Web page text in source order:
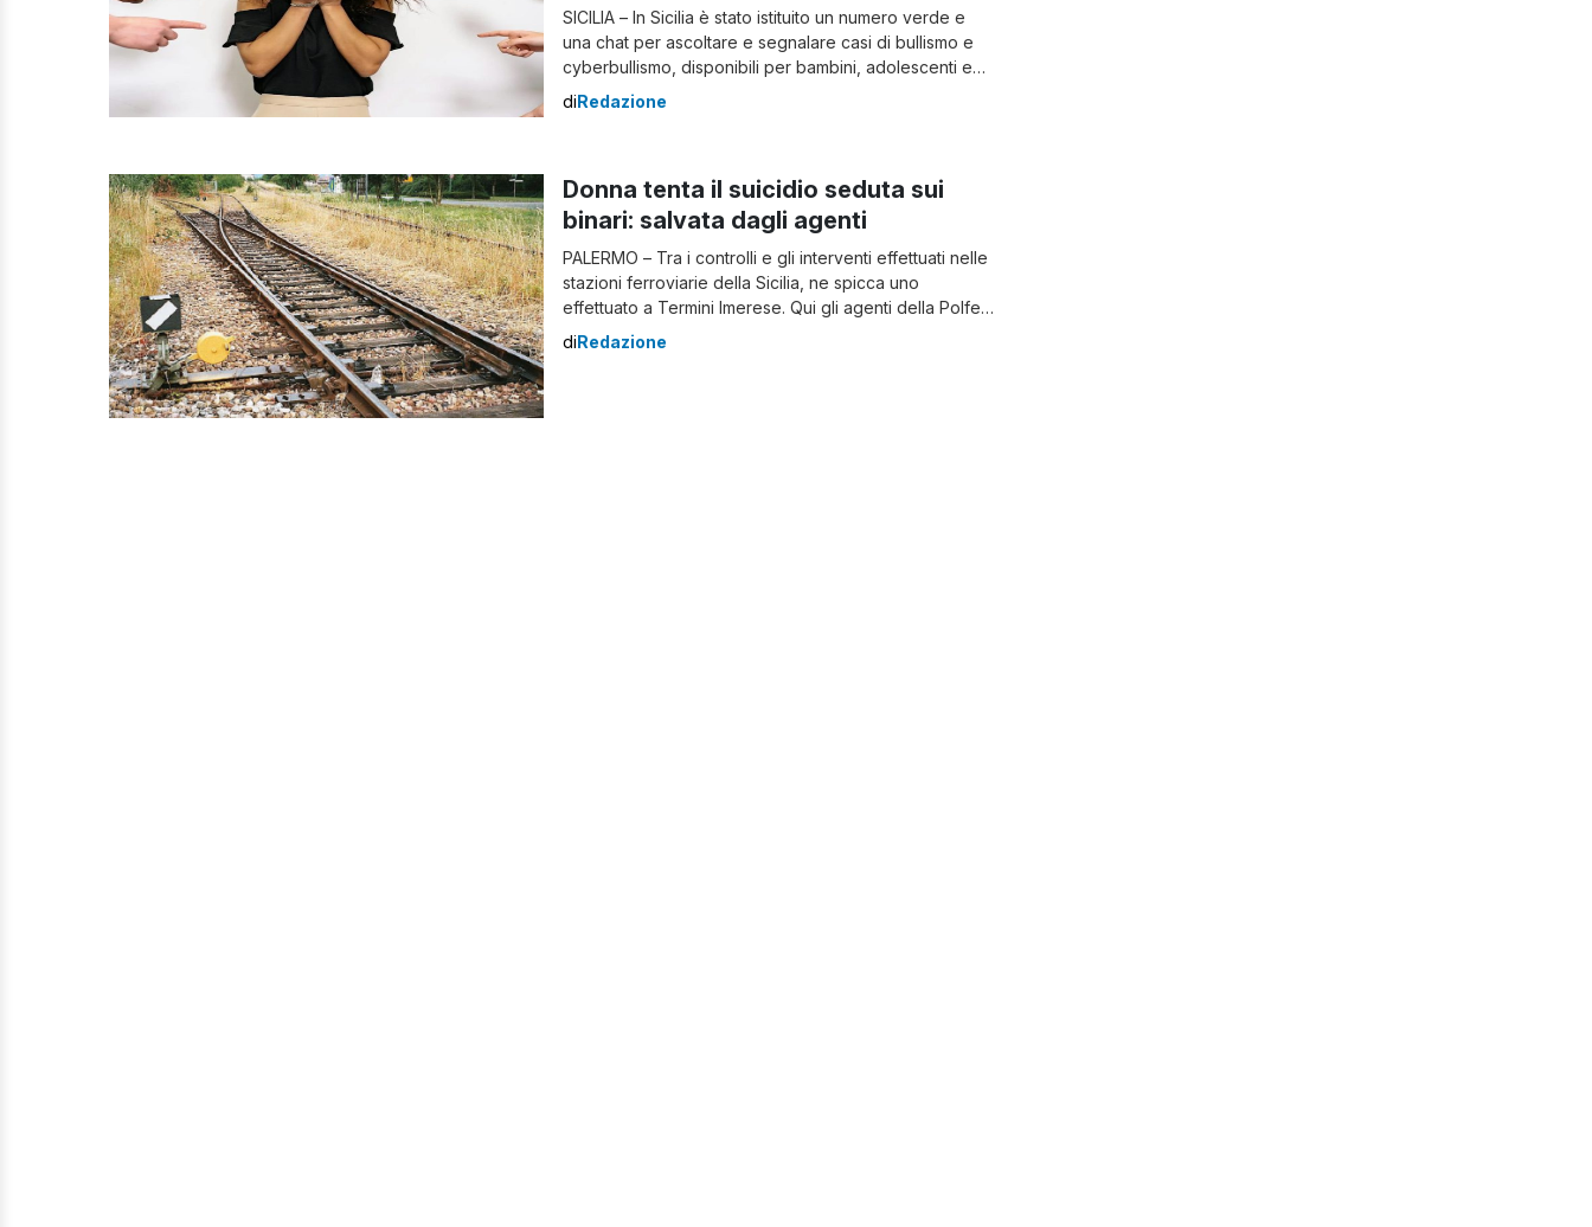
SICILIA – In Sicilia è stato istituito un numero verde e
una chat per ascoltare e segnalare casi di bullismo e
cyberbullismo, disponibili per bambini, adolescenti e
adulti. Il servizio, attivo da ieri, sarà operativo dal lunedì
diRedazione
Donna tenta il suicidio seduta sui
binari: salvata dagli agenti
PALERMO – Tra i controlli e gli interventi effettuati nelle
stazioni ferroviarie della Sicilia, ne spicca uno
effettuato a Termini Imerese. Qui gli agenti della Polfer
hanno soccorso una donna di 53 anni che si era seduta
diRedazione